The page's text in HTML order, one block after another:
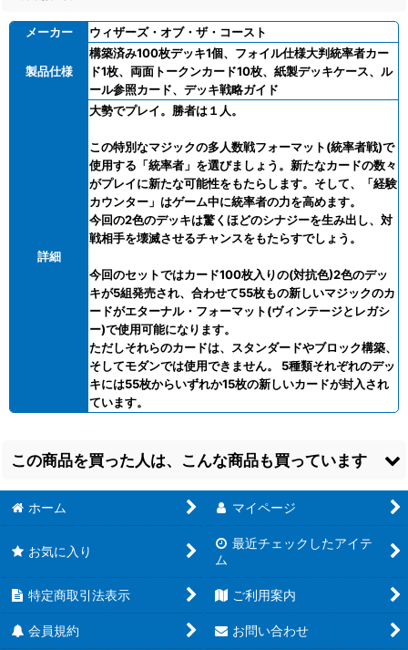
メーカー ウィザーズ・オブ・ザ・コースト
製品仕様
構築済み100枚デッキ1個、フォイル仕様大判統率者カー
ド1枚、両面トークンカード10枚、紙製デッキケース、ル
ール参照カード、デッキ戦略ガイド
詳細
大勢でプレイ。勝者は１人。
この特別なマジックの多人数戦フォーマット(統率者戦)で
使用する「統率者」を選びましょう。新たなカードの数々
がプレイに新たな可能性をもたらします。そして、「経験
カウンター」はゲーム中に統率者の力を高めます。
今回の2色のデッキは驚くほどのシナジーを生み出し、対
戦相手を壊滅させるチャンスをもたらすでしょう。
今回のセットではカード100枚入りの(対抗色)2色のデッ
キが5組発売され、合わせて55枚もの新しいマジックのカ
ードがエターナル・フォーマット(ヴィンテージとレガシ
ー)で使用可能になります。
ただしそれらのカードは、スタンダードやブロック構築、
そしてモダンでは使用できません。 5種類それぞれのデッ
キには55枚からいずれか15枚の新しいカードが封入され
ています。
この商品を買った人は、こんな商品も買っています
マジック・ザ・ギャザ
リング 統率者2014 時
空の観察 日本語版
マジック・ザ・ギャザ
リング 統率者2014 一
から構築 日本語版
マジック・ザ・ギャザ
リング 統率者2014 5
種アソート 日本語版
ホーム マイページ
お気に入り
最近チェックしたアイテ
ム
特定商取引法表示 ご利用案内
会員規約 お問い合わせ